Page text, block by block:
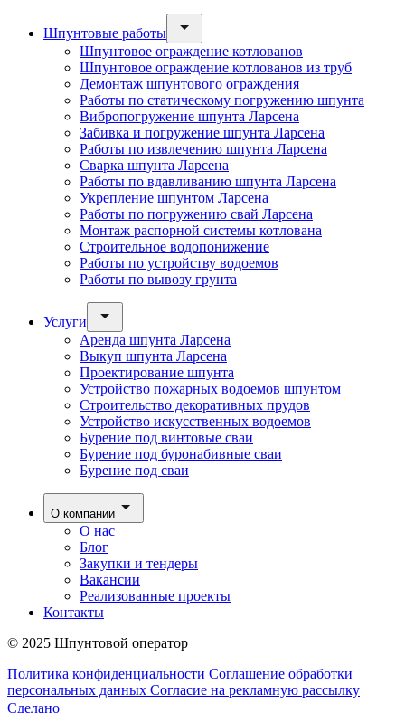
Шпунтовые работы
Шпунтовое ограждение котлованов
Шпунтовое ограждение котлованов из труб
Демонтаж шпунтового ограждения
Работы по статическому погружению шпунта
Вибропогружение шпунта Ларсена
Забивка и погружение шпунта Ларсена
Работы по извлечению шпунта Ларсена
Сварка шпунта Ларсена
Работы по вдавливанию шпунта Ларсена
Укрепление шпунтом Ларсена
Работы по погружению свай Ларсена
Монтаж распорной системы котлована
Строительное водопонижение
Работы по устройству водоемов
Работы по вывозу грунта
Услуги
Аренда шпунта Ларсена
Выкуп шпунта Ларсена
Проектирование шпунта
Устройство пожарных водоемов шпунтом
Строительство декоративных прудов
Устройство искусственных водоемов
Бурение под винтовые сваи
Бурение под буронабивные сваи
Бурение под сваи
О компании
О нас
Блог
Закупки и тендеры
Вакансии
Реализованные проекты
Контакты
© 2025 Шпунтовой оператор
Политика конфиденциальности Соглашение обработки
персональных данных Согласие на рекламную рассылку
Сделано